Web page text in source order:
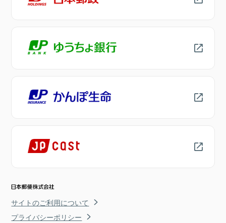
サイトのご利用について
プライバシーポリシー